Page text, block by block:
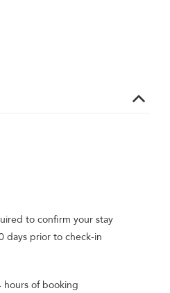
to confirm your stay
days prior to check-in
hours of booking